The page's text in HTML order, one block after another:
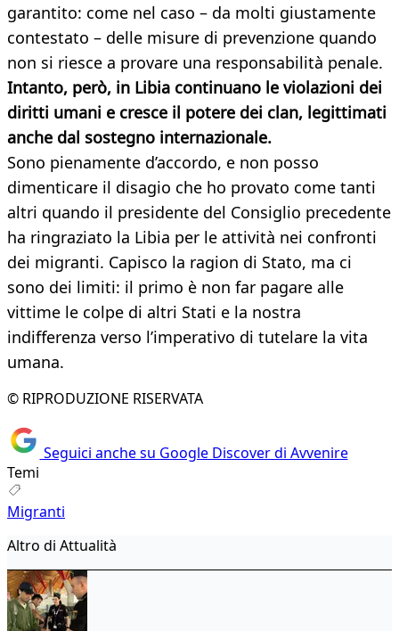
garantito: come nel caso – da molti giustamente
contestato – delle misure di prevenzione quando
non si riesce a provare una responsabilità penale.
Intanto, però, in Libia continuano le violazioni dei
diritti umani e cresce il potere dei clan, legittimati
anche dal sostegno internazionale.
Sono pienamente d’accordo, e non posso
dimenticare il disagio che ho provato come tanti
altri quando il presidente del Consiglio precedente
ha ringraziato la Libia per le attività nei confronti
dei migranti. Capisco la ragion di Stato, ma ci
sono dei limiti: il primo è non far pagare alle
vittime le colpe di altri Stati e la nostra
indifferenza verso l’imperativo di tutelare la vita
umana.
© RIPRODUZIONE RISERVATA
Seguici anche su Google Discover di Avvenire
Temi
Migranti
Altro di Attualità